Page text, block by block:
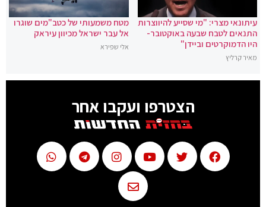
עיתונאי מצרי: "מי שסייע להיווצרות
התנאים לטבח שבעה באוקטובר-
היו הדמוקרטים וביידן"
מאיר קרליץ
מטח משמעותי של כטב"מים שוגרו
אל עבר ישראל מכיוון עיראק
אלי שפירא
הצטרפו ועקבו אחר